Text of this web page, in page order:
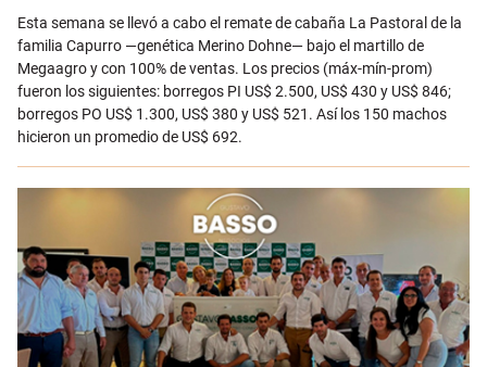
Email
Esta semana se llevó a cabo el remate de cabaña La Pastoral de la
familia Capurro —genética Merino Dohne— bajo el martillo de
Megaagro y con 100% de ventas. Los precios (máx-mín-prom)
fueron los siguientes: borregos PI US$ 2.500, US$ 430 y US$ 846;
borregos PO US$ 1.300, US$ 380 y US$ 521. Así los 150 machos
hicieron un promedio de US$ 692.